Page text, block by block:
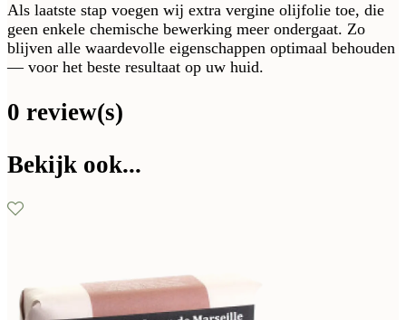
Als laatste stap voegen wij extra vergine olijfolie toe, die
geen enkele chemische bewerking meer ondergaat. Zo
blijven alle waardevolle eigenschappen optimaal behouden
— voor het beste resultaat op uw huid.
0 review(s)
Bekijk ook...